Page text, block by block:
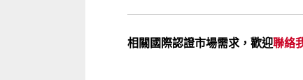
相關國際認證市場需求，歡迎聯絡